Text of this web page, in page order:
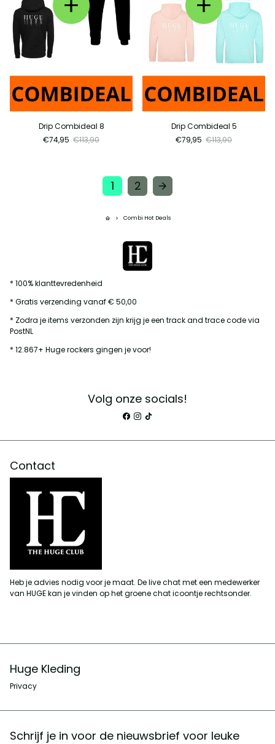
Drip Combideal 8
€74,95 €113,90
Drip Combideal 5
€79,95 €113,90
1 2 arrow_forward
home keyboard_arrow_right Combi Hot Deals
* 100% klanttevredenheid
* Gratis verzending vanaf € 50,00
* Zodra je items verzonden zijn krijg je een track and trace code via
PostNL
* 12.867+ Huge rockers gingen je voor!
Volg onze socials!
Contact
Heb je advies nodig voor je maat. De live chat met een medewerker
van HUGE kan je vinden op het groene chat icoontje rechtsonder.
Huge Kleding
Privacy
Schrijf je in voor de nieuwsbrief voor leuke